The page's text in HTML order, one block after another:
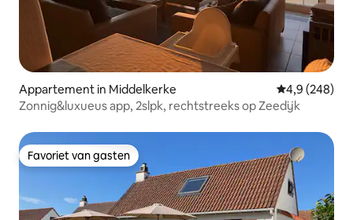
Appartement in Middelkerke Gemiddelde
4,9 (248)
Zonnig&luxueus app, 2slpk, rechtstreeks op Zeedijk
Favoriet van gasten
Favoriet van gasten